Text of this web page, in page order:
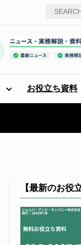
お役立ち資料
【最新のお役